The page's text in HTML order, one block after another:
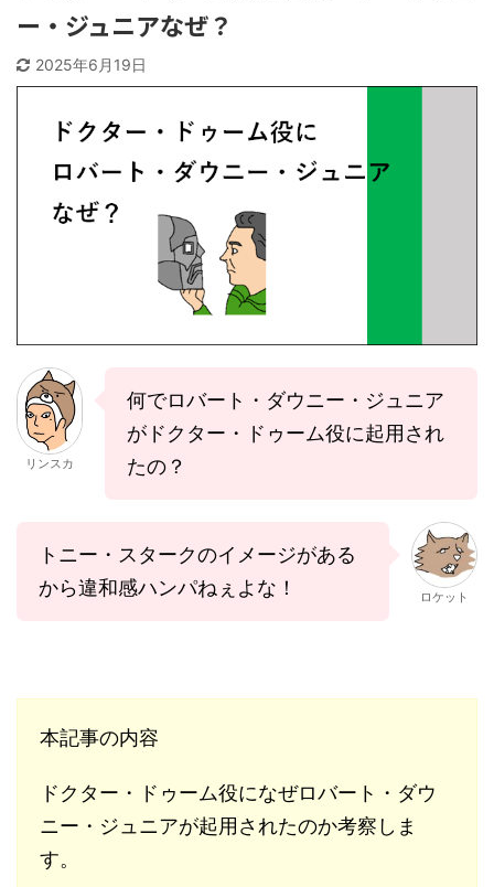
ー・ジュニアなぜ？
2025年6月19日
リンスカ
何でロバート・ダウニー・ジュニア
がドクター・ドゥーム役に起用され
たの？
トニー・スタークのイメージがある
から違和感ハンパねぇよな！
ロケット
本記事の内容
ドクター・ドゥーム役になぜロバート・ダウ
ニー・ジュニアが起用されたのか考察しま
す。